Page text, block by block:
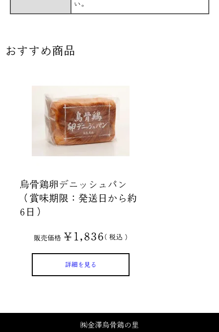
い。
おすすめ商品
烏骨鶏卵デニッシュパン
（賞味期限：発送日から約
6日）
販売価格 ¥ 1,836 税込
詳細を見る
㈱金澤烏骨鶏の里